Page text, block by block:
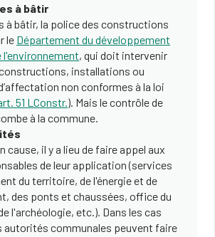
à bâtir
à bâtir, la police des constructions
le Département du développement
, qui doit intervenir
installations ou
non conformes à la loi
51 LConstr.). Mais le contrôle de
à la commune.
cause, il y a lieu de faire appel aux
de leur application (services
du territoire, de l'énergie et de
des ponts et chaussées, office du
l'archéologie, etc.). Dans les cas
autorités communales peuvent faire